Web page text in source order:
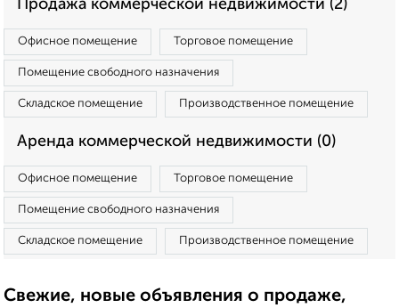
Продажа коммерческой недвижимости (2)
Офисное помещение Торговое помещение
Помещение свободного назначения
Складское помещение Производственное помещение
Аренда коммерческой недвижимости (0)
Офисное помещение Торговое помещение
Помещение свободного назначения
Складское помещение Производственное помещение
Свежие, новые объявления о продаже,